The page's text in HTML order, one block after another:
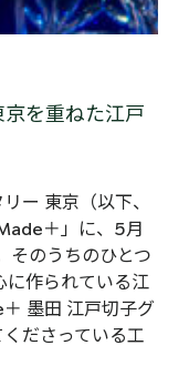
を重ねた江戸
ー 東京（以下、
＋」に、5月
そのうちのひとつ
作られている江
墨田 江戸切子グ
ださっている工